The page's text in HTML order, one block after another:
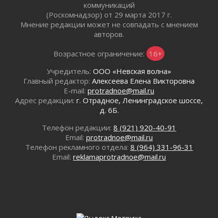
Километровые столбы «Дороги жизни»
отправили на реставрацию
Ленобласть внедрила передовую подготовку
операторов БПЛА
В Ивангороде появилась «Избушка-
воробушка»
02 августа 2026
Юхла, мука, кантеле и Водяной
Лето катится с горки
01 августа 2026
В Ленобласти открылась экспозиция к 150-
Болезнь девственниц и вампиров
коммуникаций
(Роскомнадзор) от 29 марта 2017 г.
Мнение редакции может не совпадать с мнением
авторов.
Возрастное ограничение: 16+
Учредитель: ООО «Невская волна»
Главный редактор: Алексеева Елена Викторовна
E-mail: protradnoe@mail.ru
Адрес редакции: г. Отрадное, Ленинградское шоссе,
д. 6Б.
Телефон редакции: 8 (921) 920-40-91
Email: protradnoe@mail.ru
Телефон рекламного отдела: 8 (964) 331-96-31
Email: reklamaprotradnoe@mail.ru